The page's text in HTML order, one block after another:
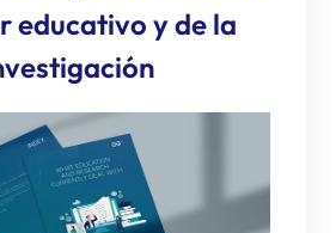
educativo y de la